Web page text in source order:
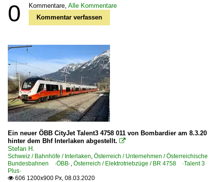
0 Kommentare, Alle Kommentare
Kommentar verfassen
Ein neuer ÖBB CityJet Talent3 4758 011 von Bombardier am 8.3.20
hinter dem Bhf Interlaken abgestellt. 
Stefan H.
Schweiz / Bahnhöfe / Interlaken, Österreich / Unternehmen / Österreichische
Bundesbahnen ·ÖBB·, Österreich / Elektrotriebzüge / BR 4758 ·Talent 3
Plus·
 606 1200x900 Px, 08.03.2020